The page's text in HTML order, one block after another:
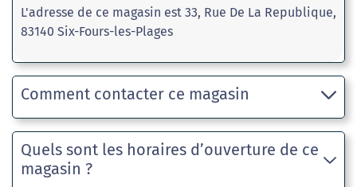
L'adresse de ce magasin est 33, Rue De La Republique,
83140 Six-Fours-les-Plages
Comment contacter ce magasin
Quels sont les horaires d’ouverture de ce
magasin ?